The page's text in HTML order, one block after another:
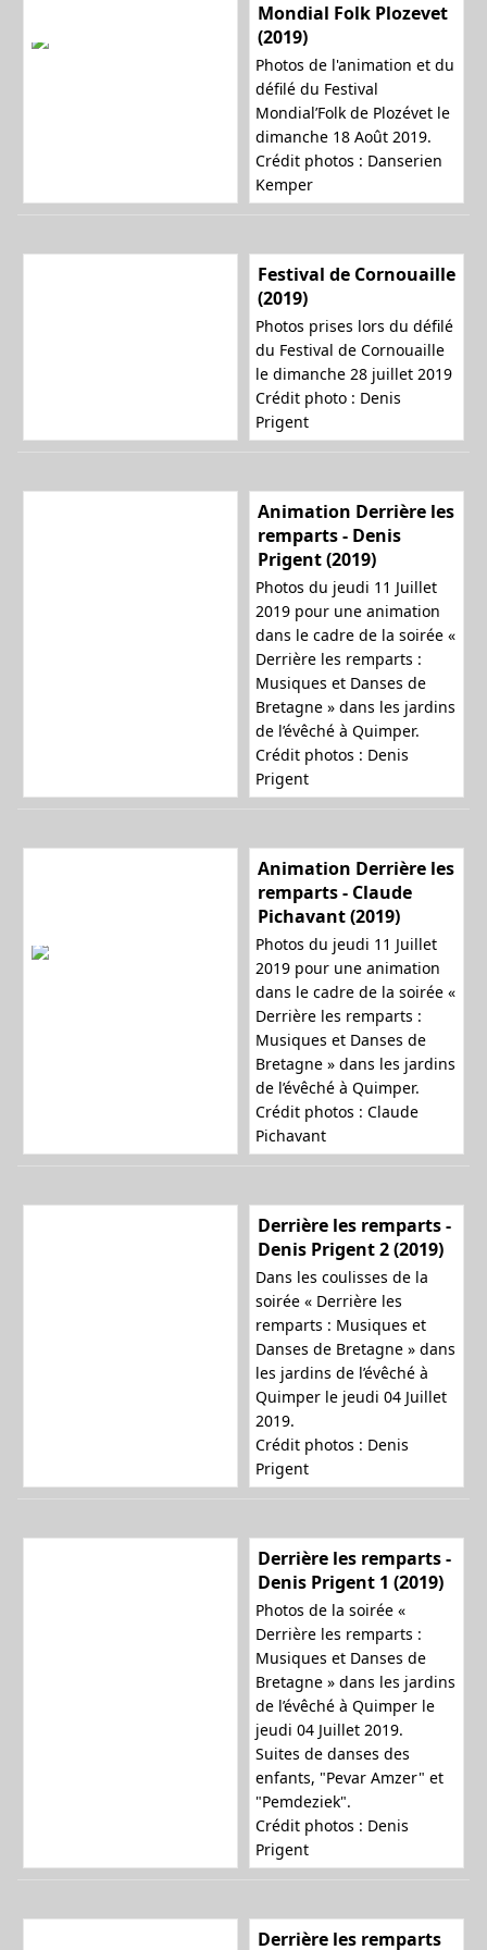
Mondial Folk Plozevet
(2019)
Photos de l'animation et du
défilé du Festival
Mondial’Folk de Plozévet le
dimanche 18 Août 2019.
Crédit photos : Danserien
Kemper
Festival de Cornouaille
(2019)
Photos prises lors du défilé
du Festival de Cornouaille
le dimanche 28 juillet 2019
Crédit photo : Denis
Prigent
Animation Derrière les
remparts - Denis
Prigent (2019)
Photos du jeudi 11 Juillet
2019 pour une animation
dans le cadre de la soirée «
Derrière les remparts :
Musiques et Danses de
Bretagne » dans les jardins
de l’évêché à Quimper.
Crédit photos : Denis
Prigent
Animation Derrière les
remparts - Claude
Pichavant (2019)
Photos du jeudi 11 Juillet
2019 pour une animation
dans le cadre de la soirée «
Derrière les remparts :
Musiques et Danses de
Bretagne » dans les jardins
de l’évêché à Quimper.
Crédit photos : Claude
Pichavant
Derrière les remparts -
Denis Prigent 2 (2019)
Dans les coulisses de la
soirée « Derrière les
remparts : Musiques et
Danses de Bretagne » dans
les jardins de l’évêché à
Quimper le jeudi 04 Juillet
2019.
Crédit photos : Denis
Prigent
Derrière les remparts -
Denis Prigent 1 (2019)
Photos de la soirée «
Derrière les remparts :
Musiques et Danses de
Bretagne » dans les jardins
de l’évêché à Quimper le
jeudi 04 Juillet 2019.
Suites de danses des
enfants, "Pevar Amzer" et
"Pemdeziek".
Crédit photos : Denis
Prigent
Derrière les remparts